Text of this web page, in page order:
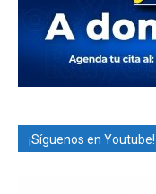
¡Síguenos en Youtube!